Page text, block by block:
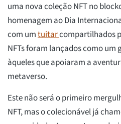
uma nova coleção NFT no
homenagem ao Dia
com umtuitarcompartilhados
NFTs foram lançados como um
àqueles que apoiaram a
metaverso.
Este não será o primeiro
NFT, mas o colecionável já